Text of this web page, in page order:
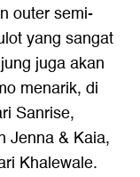
outer semi-
yang sangat
juga akan
menarik, di
Sanrise,
Jenna & Kaia,
Khalewale.